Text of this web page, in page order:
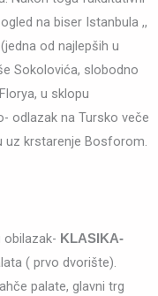
na biser Istanbula ,,
od najlepših u
Sokolovića, slobodno
u sklopu
odlazak na Tursko veče
uz krstarenje Bosforom.
obilazak- KLASIKA-
( prvo dvorište).
palate, glavni trg